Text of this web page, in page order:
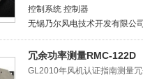
控制系统 控制器
无锡乃尔风电技术开发有限公司
冗余功率测量RMC-122D
GL2010年风机认证指南测量